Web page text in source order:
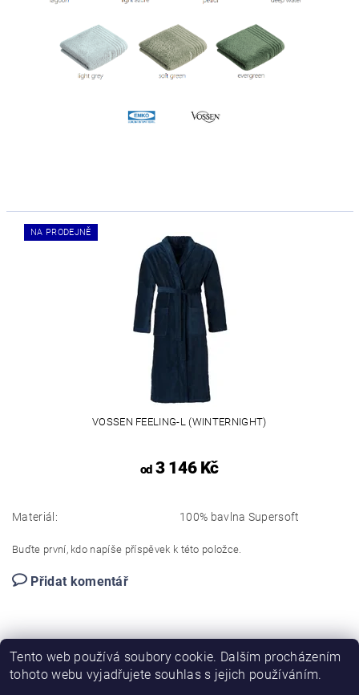
NA PRODEJNĚ
VOSSEN FEELING-L (WINTERNIGHT)
od3 146 Kč
Materiál: 100% bavlna Supersoft
Buďte první, kdo napíše příspěvek k této položce.
Přidat komentář
Tento web používá soubory cookie. Dalším procházením
tohoto webu vyjadřujete souhlas s jejich používáním.